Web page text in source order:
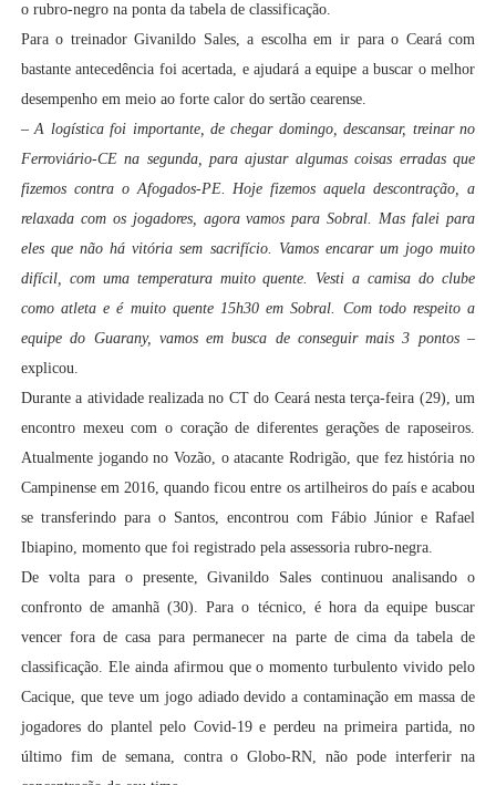
o rubro-negro na ponta da tabela de classificação.
Para o treinador Givanildo Sales, a escolha em ir para o Ceará com
bastante antecedência foi acertada, e ajudará a equipe a buscar o melhor
desempenho em meio ao forte calor do sertão cearense.
–A logística foi importante, de chegar domingo, descansar, treinar no
Ferroviário-CE na segunda, para ajustar algumas coisas erradas que
fizemos contra o Afogados-PE. Hoje fizemos aquela descontração, a
relaxada com os jogadores, agora vamos para Sobral. Mas falei para
eles que não há vitória sem sacrifício. Vamos encarar um jogo muito
difícil, com uma temperatura muito quente. Vesti a camisa do clube
como atleta e é muito quente 15h30 em Sobral. Com todo respeito a
equipe do Guarany, vamos em busca de conseguir mais 3 pontos–
explicou.
Durante a atividade realizada no CT do Ceará nesta terça-feira (29), um
encontro mexeu com o coração de diferentes gerações de raposeiros.
Atualmente jogando no Vozão, o atacante Rodrigão, que fez história no
Campinense em 2016, quando ficou entre os artilheiros do país e acabou
se transferindo para o Santos, encontrou com Fábio Júnior e Rafael
Ibiapino, momento que foi registrado pela assessoria rubro-negra.
De volta para o presente, Givanildo Sales continuou analisando o
confronto de amanhã (30). Para o técnico, é hora da equipe buscar
vencer fora de casa para permanecer na parte de cima da tabela de
classificação. Ele ainda afirmou que o momento turbulento vivido pelo
Cacique, que teve um jogo adiado devido a contaminação em massa de
jogadores do plantel pelo Covid-19 e perdeu na primeira partida, no
último fim de semana, contra o Globo-RN, não pode interferir na